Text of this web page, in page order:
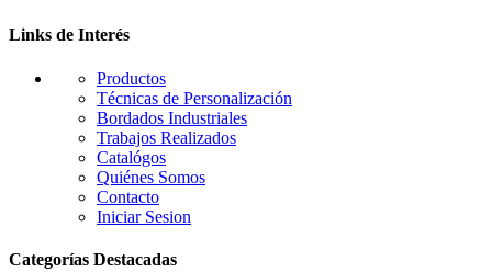
de
producto
Links de Interés
Productos
Técnicas de Personalización
Bordados Industriales
Trabajos Realizados
Catalógos
Quiénes Somos
Contacto
Iniciar Sesion
Categorías Destacadas